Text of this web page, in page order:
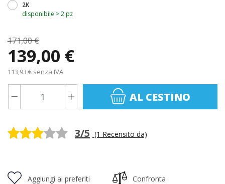
2K
disponibile > 2 pz
171,00 €
139,00 €
113,93 € senza IVA
AL CESTINO
3/5 (1 Recensito da)
Aggiungi ai preferiti Confronta